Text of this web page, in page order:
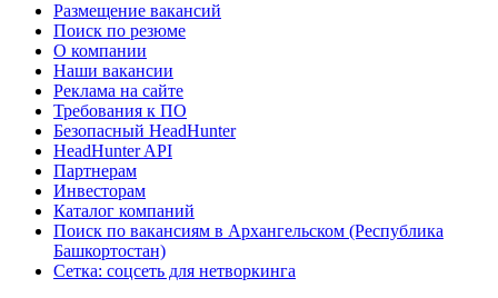
Размещение вакансий
Поиск по резюме
О компании
Наши вакансии
Реклама на сайте
Требования к ПО
Безопасный HeadHunter
HeadHunter API
Партнерам
Инвесторам
Каталог компаний
Поиск по вакансиям в Архангельском (Республика
Башкортостан)
Сетка: соцсеть для нетворкинга